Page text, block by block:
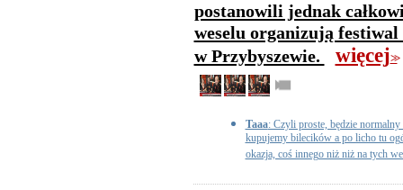
postanowili jednak
weselu organizują
w Przybyszewie.
więcej>>
Taaa: Czyli proste, będzie
kupujemy bilecików a po licho tu
okazja, coś innego niż niż na tych